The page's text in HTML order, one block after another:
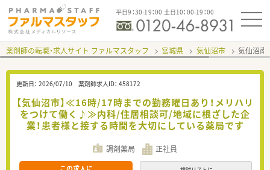
平日9：30-19：00 土日10：00-19：00
薬剤師の転職・求人サイト ファルマスタッフ 宮城県 気仙沼市 気仙沼南
更新日： 2026/07/10 薬剤師求人ID： 458172
【気仙沼市】≪16時/17時までの勤務曜日あり！メリハリ
をつけて働く♪≫内科/住居相談可/地域に根ざした企
業！患者様と接する時間を大切にしている薬局です
調剤薬局 正社員